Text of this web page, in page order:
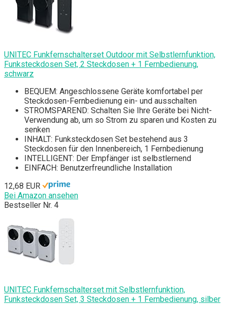
UNITEC Funkfernschalterset Outdoor mit Selbstlernfunktion,
Funksteckdosen Set, 2 Steckdosen + 1 Fernbedienung,
schwarz
BEQUEM: Angeschlossene Geräte komfortabel per
Steckdosen-Fernbedienung ein- und ausschalten
STROMSPAREND: Schalten Sie Ihre Geräte bei Nicht-
Verwendung ab, um so Strom zu sparen und Kosten zu
senken
INHALT: Funksteckdosen Set bestehend aus 3
Steckdosen für den Innenbereich, 1 Fernbedienung
INTELLIGENT: Der Empfänger ist selbstlernend
EINFACH: Benutzerfreundliche Installation
12,68 EUR
Bei Amazon ansehen
Bestseller Nr. 4
UNITEC Funkfernschalterset mit Selbstlernfunktion,
Funksteckdosen Set, 3 Steckdosen + 1 Fernbedienung, silber